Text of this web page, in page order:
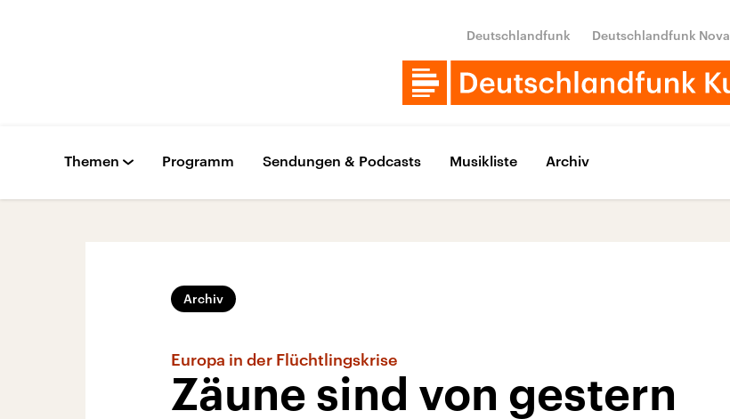
Deutschlandfunk Deutschlandfunk Nova
Themen Programm Sendungen & Podcasts Musikliste Archiv
Archiv
Europa in der Flüchtlingskrise
Zäune sind von gestern